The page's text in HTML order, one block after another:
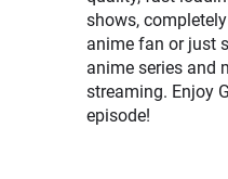
shows,
anime fan or just
anime series and
streaming. Enjoy
episode!